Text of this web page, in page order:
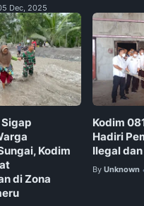
Dec, 2025
Kodim
di Zona
Kodim
Hadiri
Ilegal
By Unknown